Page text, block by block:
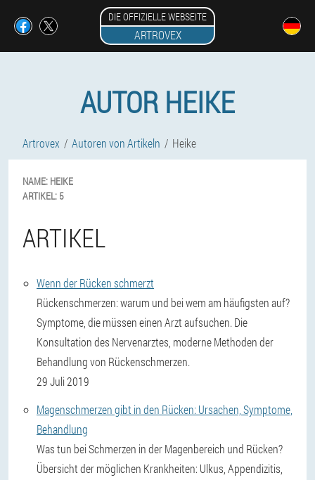
DIE OFFIZIELLE WEBSEITE
ARTROVEX
AUTOR HEIKE
Artrovex Autoren von Artikeln Heike
NAME: HEIKE
ARTIKEL: 5
ARTIKEL
Wenn der Rücken schmerzt
Rückenschmerzen: warum und bei wem am häufigsten auf?
Symptome, die müssen einen Arzt aufsuchen. Die
Konsultation des Nervenarztes, moderne Methoden der
Behandlung von Rückenschmerzen.
29 Juli 2019
Magenschmerzen gibt in den Rücken: Ursachen, Symptome,
Behandlung
Was tun bei Schmerzen in der Magenbereich und Rücken?
Übersicht der möglichen Krankheiten: Ulkus, Appendizitis,